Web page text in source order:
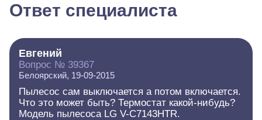
Ответ специалиста
Евгений
Вопрос № 39367
Белоярский, 19-09-2015
Пылесос сам выключается а потом включается.
Что это может быть? Термостат какой-нибудь?
Модель пылесоса LG V-C7143HTR.